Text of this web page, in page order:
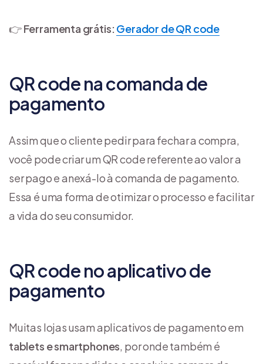
👉Ferramenta grátis: Gerador de QR code
QR code na comanda de
pagamento
Assim que o cliente pedir para fechar a compra,
você pode criar um QR code referente ao valor a
ser pago e anexá-lo à comanda de pagamento.
Essa é uma forma de otimizar o processo e facilitar
a vida do seu consumidor.
QR code no aplicativo de
pagamento
Muitas lojas usam aplicativos de pagamento em
tablets e smartphones, por onde também é